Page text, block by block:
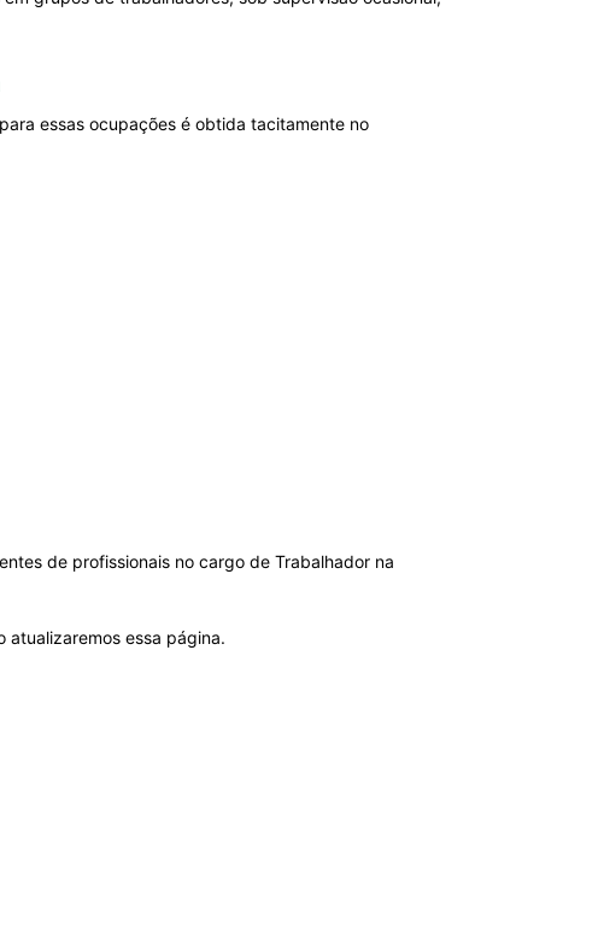
essas ocupações é obtida tacitamente no
de profissionais no cargo de Trabalhador na
atualizaremos essa página.